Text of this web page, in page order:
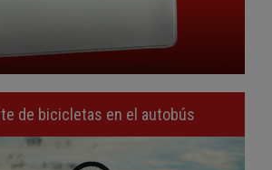
de bicicletas en el autobús